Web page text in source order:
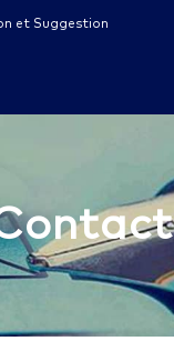
et Suggestion